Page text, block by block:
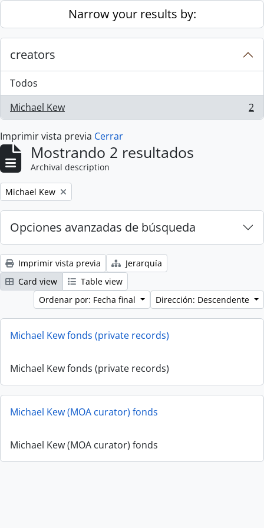
Skip to main contentNarrow your results by:
creators
Todos
Michael Kew
, 2 resultados 2
Imprimir vista previa Cerrar
Mostrando 2 resultados
Archival description
Remove filter:
Michael Kew
Opciones avanzadas de búsqueda
Imprimir vista previa
Jerarquía
Card view
Table view
Ordenar por: Fecha final
Dirección: Descendente
Michael Kew fonds (private records)
Michael Kew fonds (private records)
Michael Kew (MOA curator) fonds
Michael Kew (MOA curator) fonds